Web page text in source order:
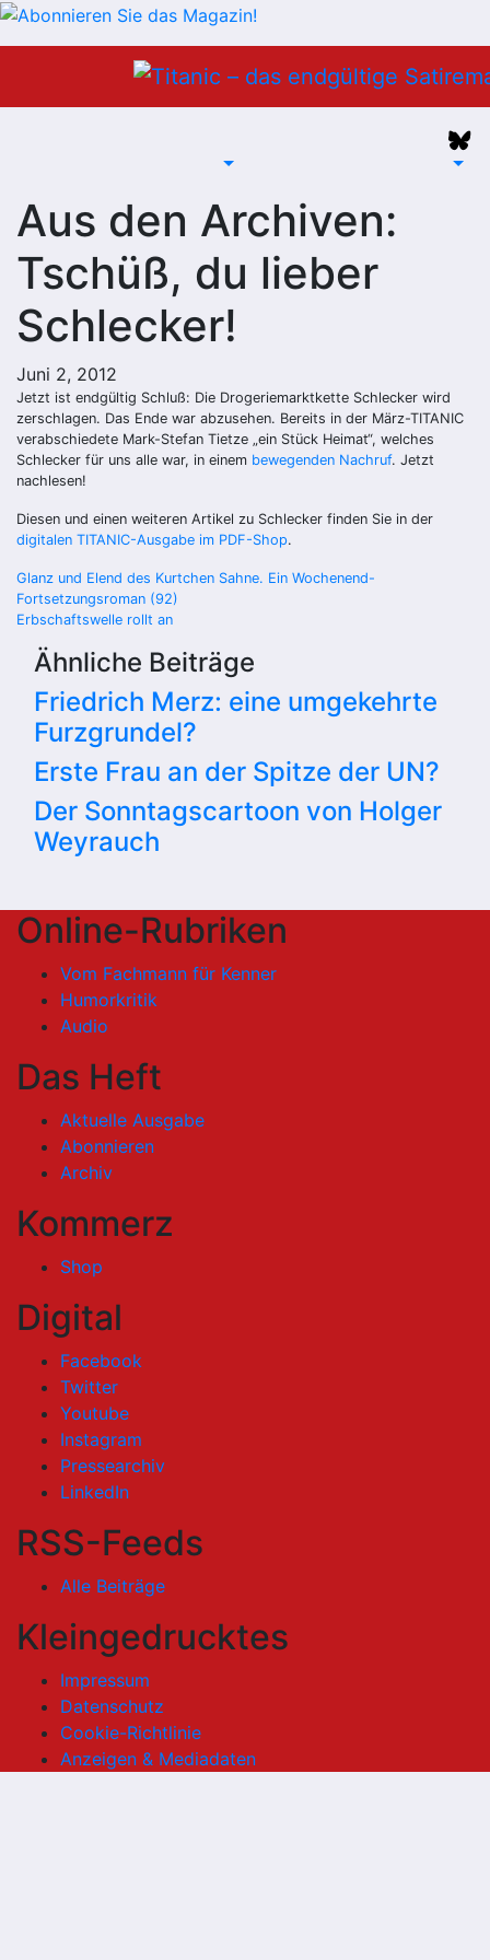
Aus den Archiven:
Tschüß, du lieber
Schlecker!
Juni 2, 2012
Jetzt ist endgültig Schluß: Die Drogeriemarktkette Schlecker wird
zerschlagen. Das Ende war abzusehen. Bereits in der März-TITANIC
verabschiedete Mark-Stefan Tietze „ein Stück Heimat“, welches
Schlecker für uns alle war, in einem bewegenden Nachruf. Jetzt
nachlesen!
Diesen und einen weiteren Artikel zu Schlecker finden Sie in der
digitalen TITANIC-Ausgabe im PDF-Shop.
Beitragsnavigation
Glanz und Elend des Kurtchen Sahne. Ein Wochenend-
Fortsetzungsroman (92)
Erbschaftswelle rollt an
Ähnliche Beiträge
Friedrich Merz: eine umgekehrte
Furzgrundel?
Erste Frau an der Spitze der UN?
Der Sonntagscartoon von Holger
Weyrauch
Online-Rubriken
Vom Fachmann für Kenner
Humorkritik
Audio
Das Heft
Aktuelle Ausgabe
Abonnieren
Archiv
Kommerz
Shop
Digital
Facebook
Twitter
Youtube
Instagram
Pressearchiv
LinkedIn
RSS-Feeds
Alle Beiträge
Kleingedrucktes
Impressum
Datenschutz
Cookie-Richtlinie
Anzeigen & Mediadaten